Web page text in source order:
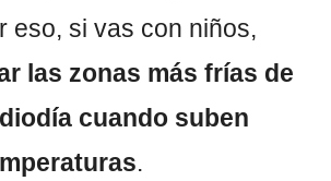
eso, si vas con niños,
las zonas más frías de
cuando suben
.